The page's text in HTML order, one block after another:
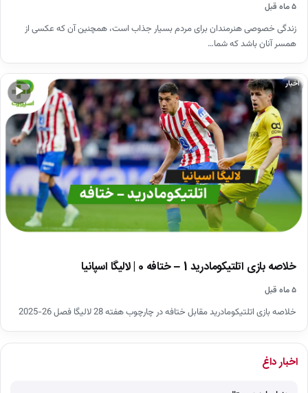
۵ ماه قبل
زندگی خصوصی هنرمندان برای مردم بسیار جذاب است، همچنین آن که عکسی از
همسر آنان باشد که شما…
▶
اخبار
خلاصه بازی اتلتیکومادرید 1 – ختافه 0 | لالیگا اسپانیا
۵ ماه قبل
خلاصه بازی اتلتیکومادرید مقابل ختافه در چارچوب هفته 28 لالیگا فصل 26-2025
اخبار داغ